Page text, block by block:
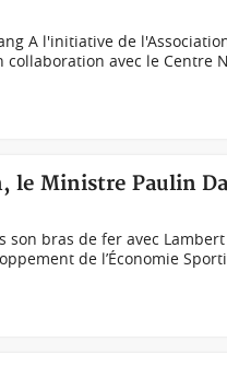
A l'initiative de
collaboration avec le Centre
le Ministre Paulin
son bras de fer avec
de l’Économie